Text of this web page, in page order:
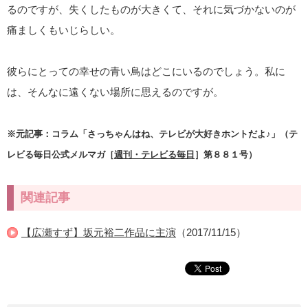
るのですが、失くしたものが大きくて、それに気づかないのが
痛ましくもいじらしい。
彼らにとっての幸せの青い鳥はどこにいるのでしょう。私に
は、そんなに遠くない場所に思えるのですが。
※元記事：コラム「さっちゃんはね、テレビが大好きホントだよ♪」（テ
レビる毎日公式メルマガ［週刊・テレビる毎日 ］第８８１号）
関連記事
【広瀬すず】坂元裕二作品に主演 （2017/11/15）